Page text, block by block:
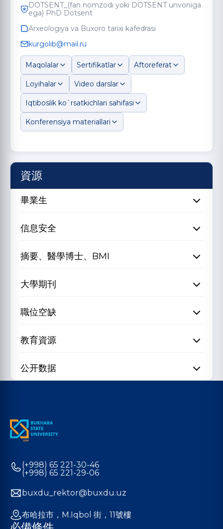
DOTSENT_(fan nomzodi yoki DOTSENT unvoniga
ega) PhD Dotsent
Arxeologiya va Buxoro tarixi kafedrasi
kurgolib@mail.ru
Maqolalar Sertifikatlar Aftoreferat
Loyihalar Video darslar
Iqtiboslik ko`rsatkichlari sahifasi
Konferensiya materiallari
資源
畢業生
信息安全
摘要、醫學博士、BMI
大學期刊
職位空缺
教育資源
公开数据
(+998) 65 221-30-46
(+998) 65 221-29-06
buxdu_rektor@buxdu.uz
布哈拉市，M.Iqbol 街，11號樓